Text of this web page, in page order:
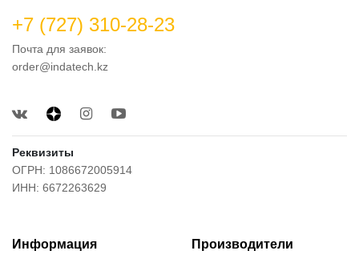
+7 (727) 310-28-23
Почта для заявок:
order@indatech.kz
Реквизиты
ОГРН: 1086672005914
ИНН: 6672263629
Информация Производители